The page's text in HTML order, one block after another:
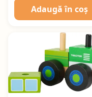
Adaugă în coș